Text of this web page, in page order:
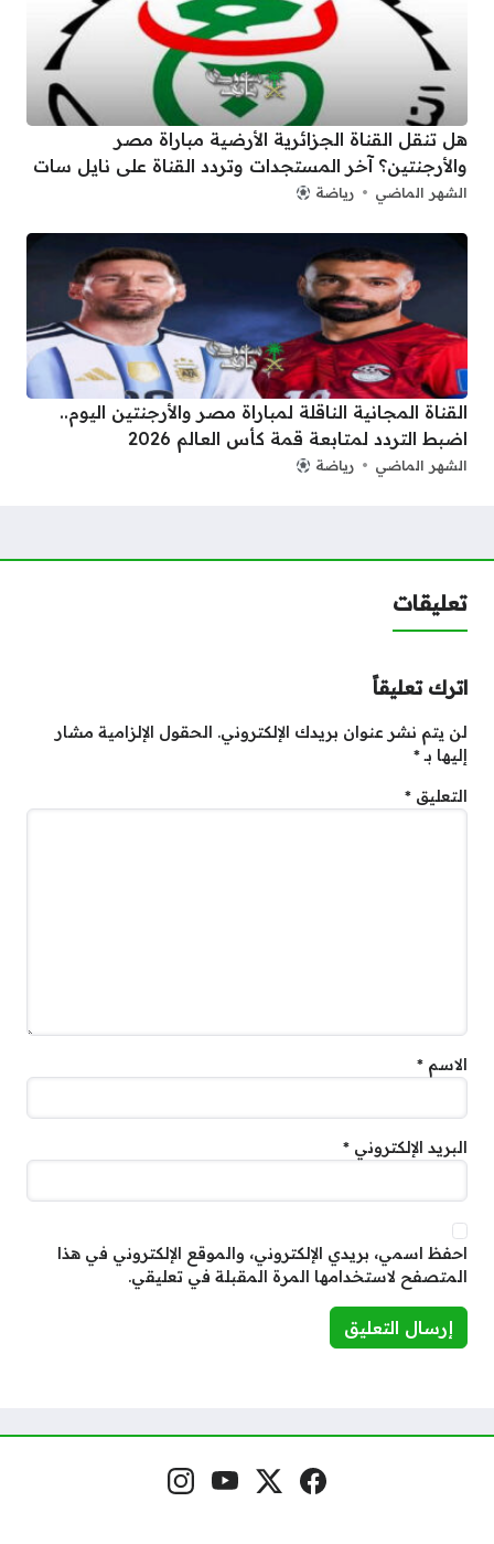
هل تنقل القناة الجزائرية الأرضية مباراة مصر
والأرجنتين؟ آخر المستجدات وتردد القناة على نايل سات
الشهر الماضي رياضة
القناة المجانية الناقلة لمباراة مصر والأرجنتين اليوم..
اضبط التردد لمتابعة قمة كأس العالم 2026
الشهر الماضي رياضة
تعليقات
اترك تعليقاً
لن يتم نشر عنوان بريدك الإلكتروني. الحقول الإلزامية مشار
إليها بـ*
التعليق *
الاسم *
البريد الإلكتروني *
احفظ اسمي، بريدي الإلكتروني، والموقع الإلكتروني في هذا
المتصفح لاستخدامها المرة المقبلة في تعليقي.
مواقع التواصل فيسبوكمنصة إكس
يوتيوبإنستغرام